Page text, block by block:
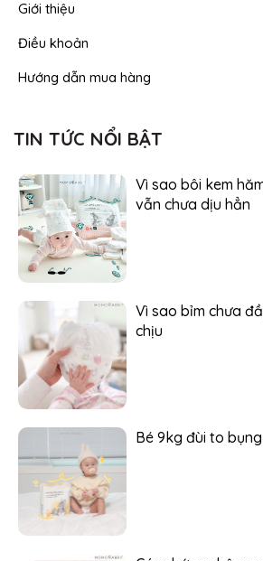
Giới thiệu
Điều khoản
Hướng dẫn mua hàng
TIN TỨC NỔI BẬT
Vì sao bôi kem
vẫn chưa dịu hẳn
Vì sao bỉm chưa
chịu
Bé 9kg đùi to